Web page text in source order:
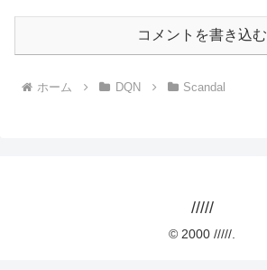
コメントを書き込む
ホーム DQN Scandal
/////
© 2000 /////.